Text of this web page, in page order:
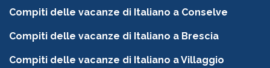
Compiti delle vacanze di Italiano a Conselve
Compiti delle vacanze di Italiano a Brescia
Compiti delle vacanze di Italiano a Villaggio